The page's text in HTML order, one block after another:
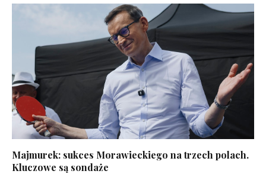
Majmurek: sukces Morawieckiego na trzech polach.
Kluczowe są sondaże